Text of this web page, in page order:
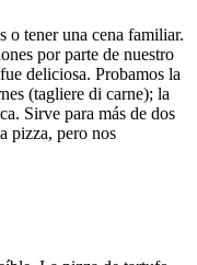
o tener una cena familiar.
por parte de nuestro
deliciosa. Probamos la
(tagliere di carne); la
Sirve para más de dos
pizza, pero nos